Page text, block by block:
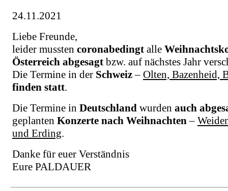
24.11.2021
Liebe Freunde,
leider mussten coronabedingt alle
Österreich abgesagt bzw. auf nächstes Jahr
Die Termine in der Schweiz– Olten, Bazenheid,
finden statt.
Die Termine in Deutschland wurden auch
geplanten Konzerte nach Weihnachten–
und Erding.
Danke für euer Verständnis
Eure PALDAUER